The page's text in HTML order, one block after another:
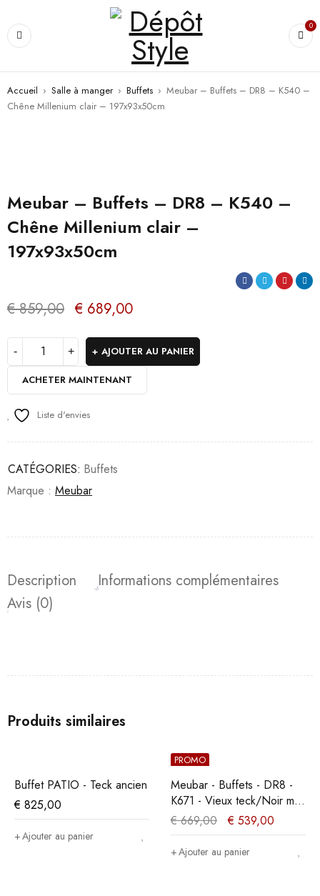
0
Accueil › Salle à manger › Buffets › Meubar – Buffets – DR8 – K540 –
Chêne Millenium clair – 197x93x50cm
Meubar – Buffets – DR8 – K540 –
Chêne Millenium clair –
197x93x50cm
€859,00 € 689,00
AJOUTER AU PANIER
ACHETER MAINTENANT
Liste d'envies
CATÉGORIES: Buffets
Marque : Meubar
Description
Informations complémentaires
Avis (0)
Produits similaires
Buffet PATIO - Teck ancien
€ 825,00
Ajouter au panier
PROMO
Meubar - Buffets - DR8 -
K671 - Vieux teck/Noir mat
- 179x90x50cm
€669,00 € 539,00
Ajouter au panier